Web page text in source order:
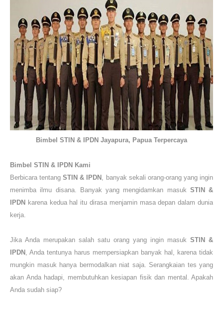
Bimbel STIN & IPDN Jayapura, Papua Terpercaya
Bimbel STIN & IPDN Kami
Berbicara tentangSTIN & IPDN , banyak sekali orang-orang yang ingin
menimba ilmu disana. Banyak yang mengidamkan masuk STIN &
IPDN karena kedua hal itu dirasa menjamin masa depan dalam dunia
kerja.
Jika Anda merupakan salah satu orang yang ingin masuk STIN &
IPDN , Anda tentunya harus mempersiapkan banyak hal, karena tidak
mungkin masuk hanya bermodalkan niat saja. Serangkaian tes yang
akan Anda hadapi, membutuhkan kesiapan fisik dan mental. Apakah
Anda sudah siap?